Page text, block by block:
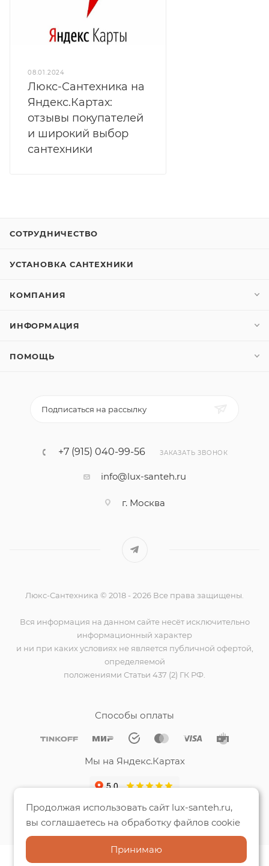
08.01.2024
Люкс-Сантехника на
Яндекс.Картах:
отзывы покупателей
и широкий выбор
сантехники
СОТРУДНИЧЕСТВО
УСТАНОВКА САНТЕХНИКИ
КОМПАНИЯ
ИНФОРМАЦИЯ
ПОМОЩЬ
Подписаться на рассылку
+7 (915) 040-99-56 ЗАКАЗАТЬ ЗВОНОК
info@lux-santeh.ru
г. Москва
Люкс-Сантехника © 2018 - 2026 Все права защищены.
Вся информация на данном сайте несёт исключительно
информационный характер
и ни при каких условиях не является публичной офертой,
определяемой
положениями Статьи 437 (2) ГК РФ.
Способы оплаты
Мы на Яндекс.Картах
Продолжая использовать сайт lux-santeh.ru,
вы соглашаетесь на обработку файлов cookie
Принимаю